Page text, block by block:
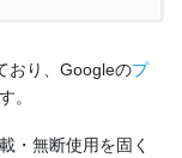
おり、Googleのプ
。
・無断使用を固く